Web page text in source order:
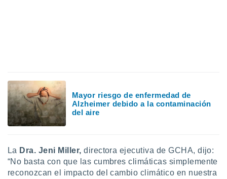
1199
Mayor riesgo de enfermedad de
Alzheimer debido a la contaminación
del aire
La Dra. Jeni Miller, directora ejecutiva de GCHA, dijo:
“No basta con que las cumbres climáticas simplemente
reconozcan el impacto del cambio climático en nuestra